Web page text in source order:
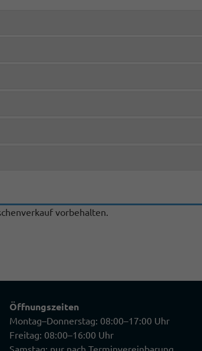
vorbehalten.
Öffnungszeiten
Montag–Donnerstag: 08:00–17:00 Uhr
Freitag: 08:00–16:00 Uhr